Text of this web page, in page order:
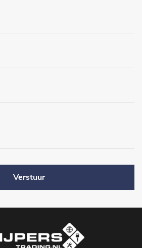
Verstuur